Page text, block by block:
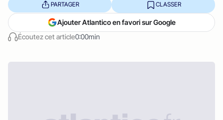
Écoutez cet article0:00min
PARTAGER CLASSER
Ajouter Atlantico en favori sur Google